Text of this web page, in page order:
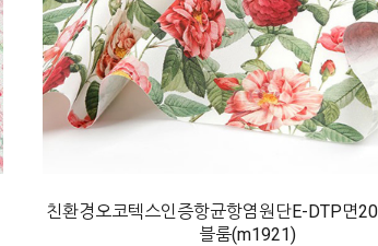
친환경오코텍스인증항균항염원단E-DTP면
블룸(m1921)